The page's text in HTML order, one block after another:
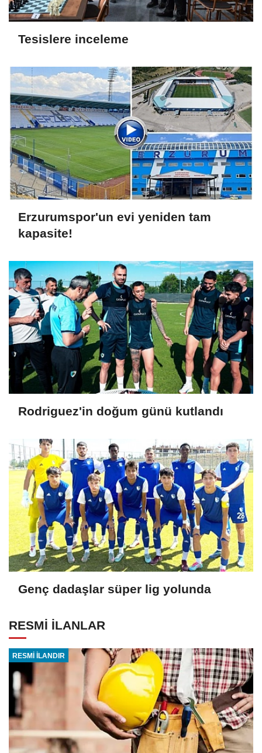
Tesislere inceleme
Erzurumspor'un evi yeniden tam
kapasite!
Rodriguez'in doğum günü kutlandı
Genç dadaşlar süper lig yolunda
RESMİ İLANLAR
RESMİ İLANDIR